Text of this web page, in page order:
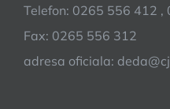
Telefon: 0265 556 412 ,
Fax: 0265 556 312
adresa oficiala: